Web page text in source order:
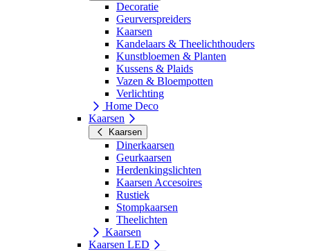
Decoratie
Geurverspreiders
Kaarsen
Kandelaars & Theelichthouders
Kunstbloemen & Planten
Kussens & Plaids
Vazen & Bloempotten
Verlichting
Home Deco
Kaarsen
Kaarsen
Dinerkaarsen
Geurkaarsen
Herdenkingslichten
Kaarsen Accesoires
Rustiek
Stompkaarsen
Theelichten
Kaarsen
Kaarsen LED